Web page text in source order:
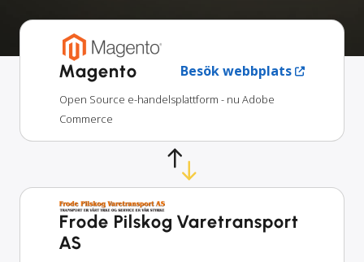
Magento Besök webbplats
Open Source e-handelsplattform - nu Adobe
Commerce
Frode Pilskog Varetransport
AS